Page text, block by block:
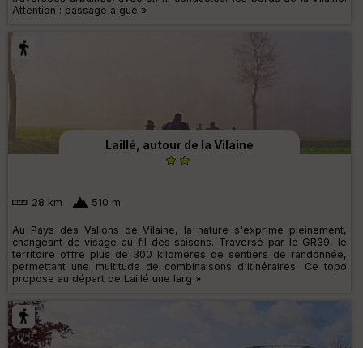
Attention : passage à gué »
Laillé, autour de la Vilaine
28 km 510 m
Au Pays des Vallons de Vilaine, la nature s'exprime pleinement,
changeant de visage au fil des saisons. Traversé par le GR39, le
territoire offre plus de 300 kilomères de sentiers de randonnée,
permettant une multitude de combinaisons d'itinéraires. Ce topo
propose au départ de Laillé une larg »